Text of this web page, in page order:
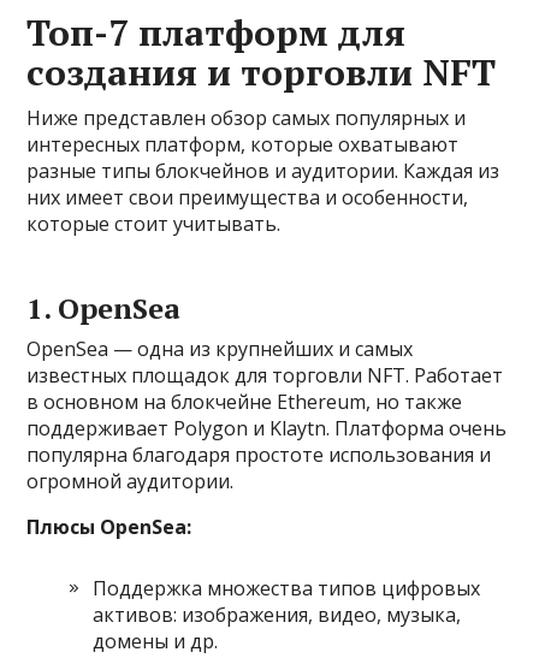
Топ-7 платформ для
создания и торговли NFT
Ниже представлен обзор самых популярных и
интересных платформ, которые охватывают
разные типы блокчейнов и аудитории. Каждая из
них имеет свои преимущества и особенности,
которые стоит учитывать.
1. OpenSea
OpenSea — одна из крупнейших и самых
известных площадок для торговли NFT. Работает
в основном на блокчейне Ethereum, но также
поддерживает Polygon и Klaytn. Платформа очень
популярна благодаря простоте использования и
огромной аудитории.
Плюсы OpenSea:
Поддержка множества типов цифровых
активов: изображения, видео, музыка,
домены и др.